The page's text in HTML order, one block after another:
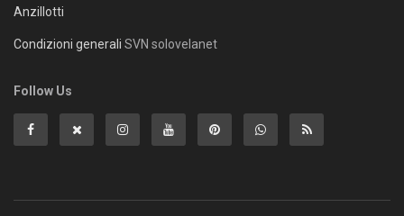
Anzillotti
Condizioni generali SVN solovelanet
Follow Us